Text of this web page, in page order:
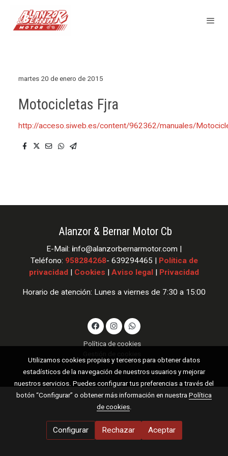
martes 20 de enero de 2015
Motocicletas Fjra
http://acceso.siweb.es/content/962362/manuales/
Alanzor & Bernar Motor Cb
E-Mail: info@alanzorbernarmotor.com |
Teléfono: 958284268- 639294465 |
Política de
privacidad
Cookies Aviso legal Privacidad
Horario de atención: Lunes a viernes de 7:30 a 15:00
Política de cookies
Utilizamos cookies propias y terceros para obtener datos
estadísticos de la navegación de nuestros usuarios y mejorar
nuestros servicios. Puedes configurar tus preferencias a través del
botón “Configurar” o obtener más información en nuestra Política
de cookies.
Configurar Rechazar Aceptar